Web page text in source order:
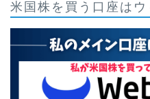
米国株を買う口座はウ